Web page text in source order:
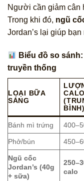
Người cần giảm cân
Trong khi đó, ngũ
Jordan’s lại giúp bạn
Biểu đồ so
truyền thống
LOẠI BỮA
SÁNG
CALO
BÌNH)
Bánh mì trứng
Phở/bún
Ngũ cốc
Jordan’s (40g
+ sữa)
calo